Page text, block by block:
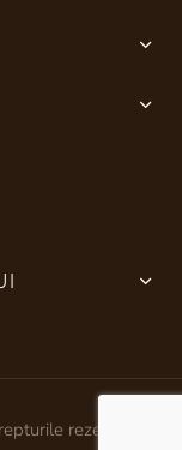
rezervate.